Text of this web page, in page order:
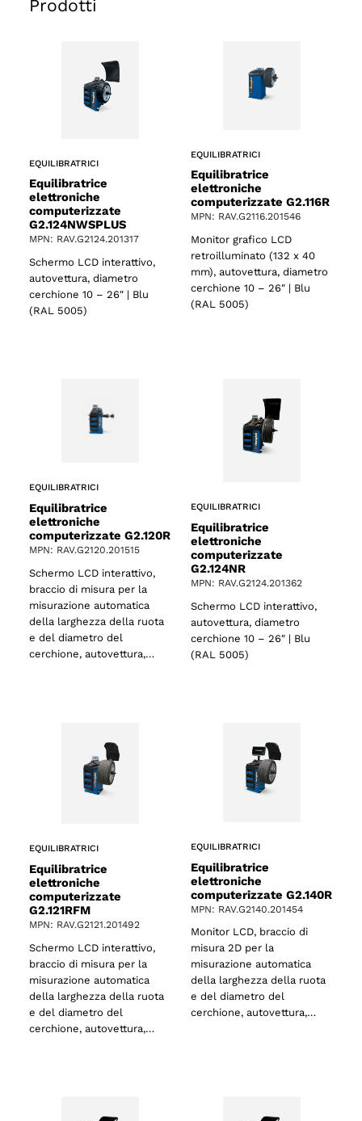
Prodotti
EQUILIBRATRICI
Equilibratrice
elettroniche
computerizzate
G2.124NWSPLUS
MPN: RAV.G2124.201317
Schermo LCD interattivo,
autovettura, diametro
cerchione 10 – 26″ | Blu
(RAL 5005)
EQUILIBRATRICI
Equilibratrice
elettroniche
computerizzate G2.116R
MPN: RAV.G2116.201546
Monitor grafico LCD
retroilluminato (132 x 40
mm), autovettura, diametro
cerchione 10 – 26″ | Blu
(RAL 5005)
EQUILIBRATRICI
Equilibratrice
elettroniche
computerizzate G2.120R
MPN: RAV.G2120.201515
Schermo LCD interattivo,
braccio di misura per la
misurazione automatica
della larghezza della ruota
e del diametro del
cerchione, autovettura,…
EQUILIBRATRICI
Equilibratrice
elettroniche
computerizzate
G2.124NR
MPN: RAV.G2124.201362
Schermo LCD interattivo,
autovettura, diametro
cerchione 10 – 26″ | Blu
(RAL 5005)
EQUILIBRATRICI
Equilibratrice
elettroniche
computerizzate
G2.121RFM
MPN: RAV.G2121.201492
Schermo LCD interattivo,
braccio di misura per la
misurazione automatica
della larghezza della ruota
e del diametro del
cerchione, autovettura,…
EQUILIBRATRICI
Equilibratrice
elettroniche
computerizzate G2.140R
MPN: RAV.G2140.201454
Monitor LCD, braccio di
misura 2D per la
misurazione automatica
della larghezza della ruota
e del diametro del
cerchione, autovettura,…